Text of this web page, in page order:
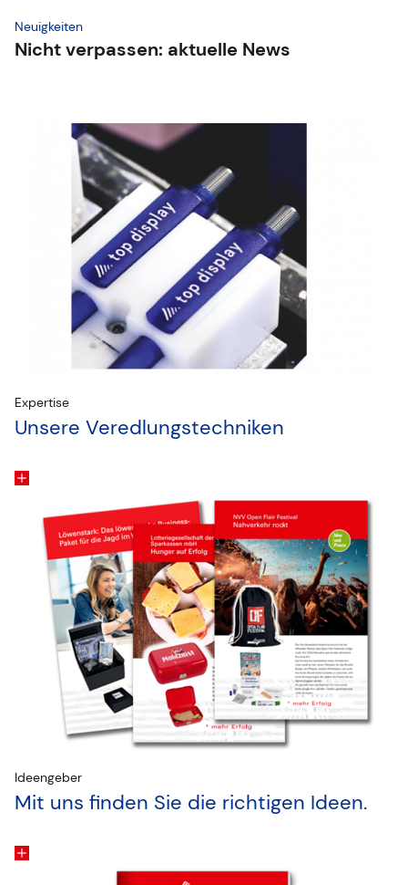
Neuigkeiten
Nicht verpassen: aktuelle News
Expertise
Unsere Veredlungstechniken
Ideengeber
Mit uns finden Sie die richtigen Ideen.